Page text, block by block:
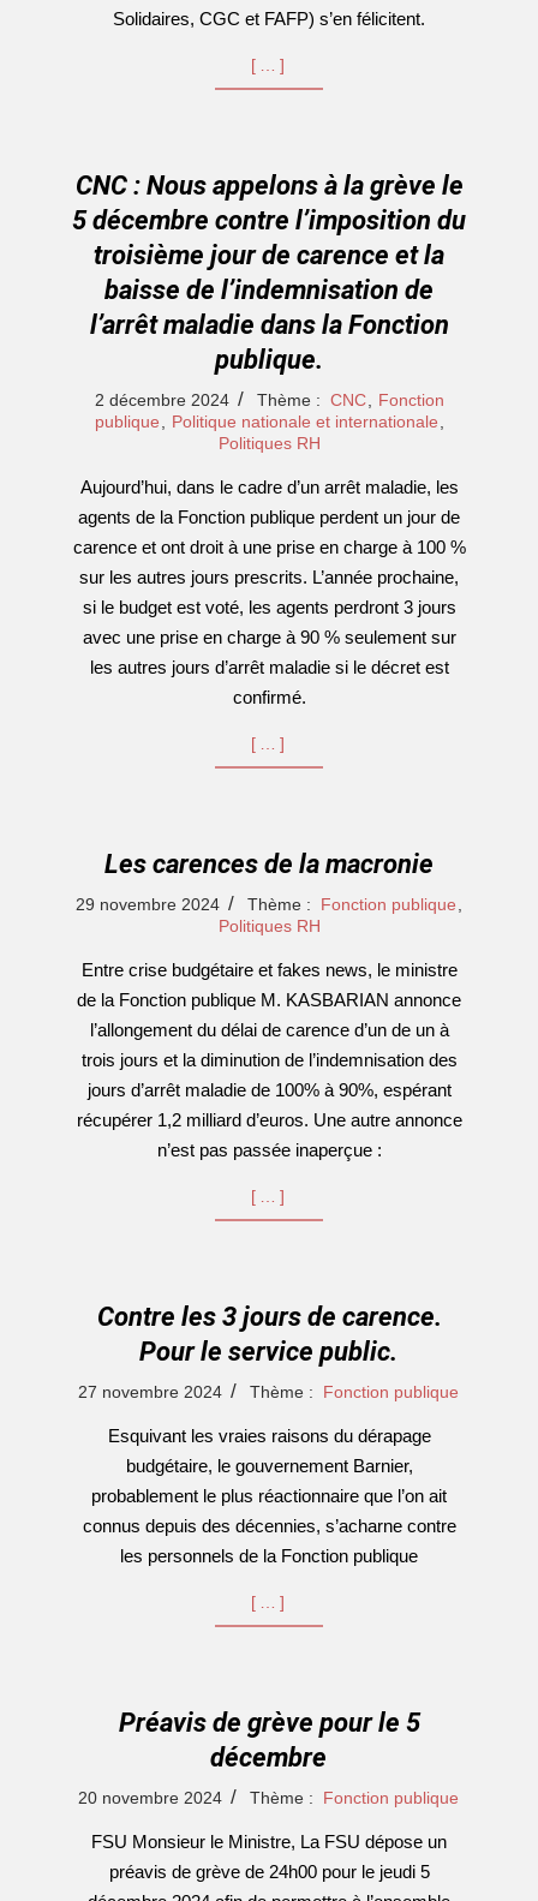
Solidaires, CGC et FAFP) s’en félicitent.
[…]
CNC : Nous appelons à la grève le
5 décembre contre l’imposition du
troisième jour de carence et la
baisse de l’indemnisation de
l’arrêt maladie dans la Fonction
publique.
2024-2 décembre 2024 Thème : CNC
Fonction
publique
Politique nationale et internationale
Politiques RH
Aujourd’hui, dans le cadre d’un arrêt maladie, les
agents de la Fonction publique perdent un jour de
carence et ont droit à une prise en charge à 100 %
sur les autres jours prescrits. L’année prochaine,
si le budget est voté, les agents perdront 3 jours
avec une prise en charge à 90 % seulement sur
les autres jours d’arrêt maladie si le décret est
confirmé.
[…]
Les carences de la macronie
2024-
29 novembre 2024 Thème : Fonction publique
Politiques RH
Entre crise budgétaire et fakes news, le ministre
de la Fonction publique M. KASBARIAN annonce
l’allongement du délai de carence d’un de un à
trois jours et la diminution de l’indemnisation des
jours d’arrêt maladie de 100% à 90%, espérant
récupérer 1,2 milliard d’euros. Une autre annonce
n’est pas passée inaperçue :
[…]
Contre les 3 jours de carence.
Pour le service public.
2024-
27 novembre 2024 Thème : Fonction publique
Esquivant les vraies raisons du dérapage
budgétaire, le gouvernement Barnier,
probablement le plus réactionnaire que l’on ait
connus depuis des décennies, s’acharne contre
les personnels de la Fonction publique
[…]
Préavis de grève pour le 5
décembre
2024-
20 novembre 2024 Thème : Fonction publique
FSU Monsieur le Ministre, La FSU dépose un
préavis de grève de 24h00 pour le jeudi 5